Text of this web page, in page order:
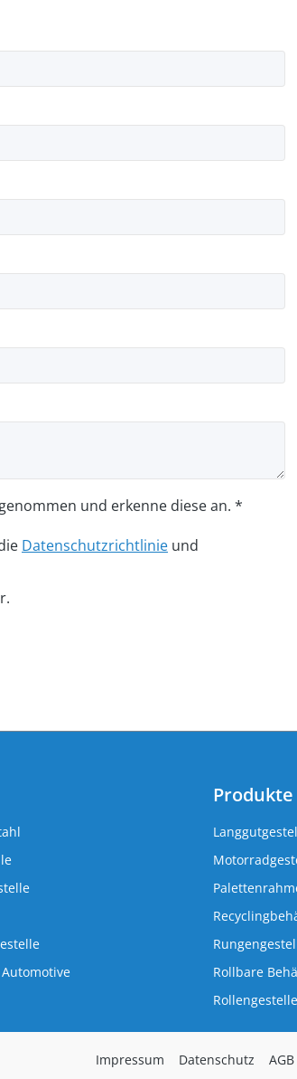
und erkenne diese an. *
Datenschutzrichtlinie und
Produkte
Rollbare
Rollengestelle
Impressum Datenschutz AGB